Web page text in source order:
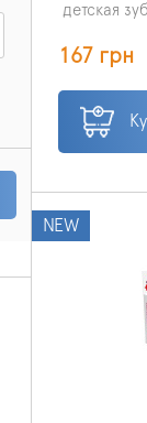
детская
которые
при этом
167 грн
NEW